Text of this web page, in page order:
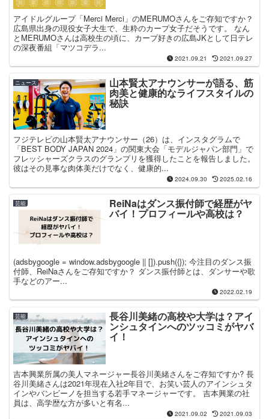
アイドルグループ「Merci Merci」のMERUMOさんをご存知ですか？
広島県出身の現役女子大生で、生粋のカープ女子だそうです。 なん
とMERUMOさんは高校生の頃に、カープ好きの広島JKとして日テレ
の深夜番組「マツコデラ...
2021.09.21 2021.09.27
ニュース 山本賢太アナウンサーが語る、筋
肉美と健康的なライフスタイルの
秘訣
フジテレビの山本賢太アナウンサー（26）は、インスタグラムで
「BEST BODY JAPAN 2024」の関東大会「モデルジャパン部門」で
フレッシャーズクラスのグランプリを獲得したことを報告しました。
彼はその見事な肉体美だけでなく、健康的...
2024.09.30 2025.02.16
芸能 ReiNaはダンス振付師で経歴がヤ
バイ！プロフィールや高校は？
(adsbygoogle = window.adsbygoogle || []).push({}); 今注目のダンス振
付師、ReiNaさんをご存知ですか？ ダンス振付師とは、ダンサーや歌
手などのアー...
2022.02.19
芸能 長谷川美緒の高校や大学は？アイ
ンシュタインへのツッコミがヤバ
イ！
吉本興業所属の美人マネージャー長谷川美緒さんをご存知ですか? 長
谷川美緒さんは2021年現在入社2年目で、お笑い芸人のアインシュタ
インやバンビーノを担当する若手マネージャーです。 吉本興業の社
員は、高学歴な方が多いと有名...
2021.09.02 2021.09.03